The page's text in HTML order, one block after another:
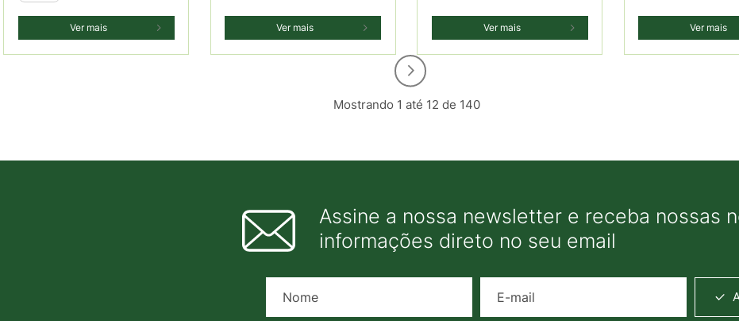
Ver mais Ver mais Ver mais Ver mais
Mostrando 1 até 12 de 140
Assine a nossa newsletter e receba nossas
informações direto no seu email